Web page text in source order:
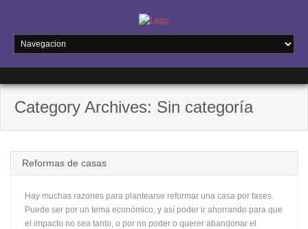
Category Archives: Sin categoría
Reformas de casas
Hay muchas razones para plantearse reformar una casa por fases.
Puede ser por un tema económico, y así poder ir ahorrando para que
el impacto no sea tanto, o por no poder o querer abandonar el